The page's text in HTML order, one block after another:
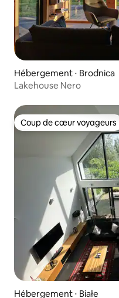
Hébergement ⋅ Brodnica
Lakehouse Nero
Coup de cœur voyageurs
Coup de cœur voyageurs
Hébergement ⋅ Białe